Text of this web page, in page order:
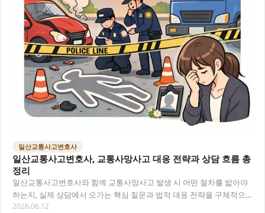
일산교통사고변호사
일산교통사고변호사, 교통사망사고 대응 전략과 상담 흐름 총
정리
일산교통사고변호사와 함께 교통사망사고 발생 시 어떤 절차를 밟아야
하는지, 실제 상담에서 오가는 핵심 질문과 법적 대응 전략을 구체적으
로 정리했어요. 목차 일산교통사고변호사가 꼭…
2026.06.12